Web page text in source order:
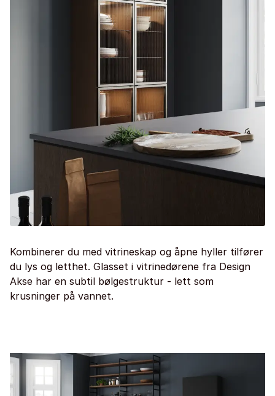
Kombinerer du med vitrineskap og åpne hyller tilfører
du lys og letthet. Glasset i vitrinedørene fra Design
Akse har en subtil bølgestruktur - lett som
krusninger på vannet.